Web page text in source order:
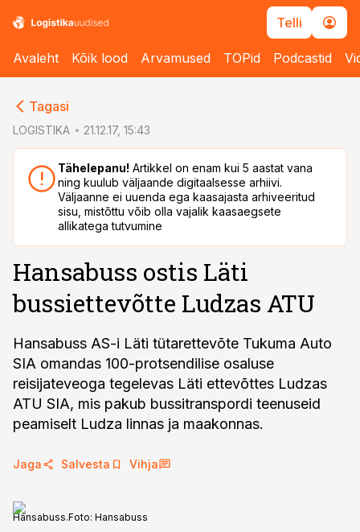
Telli
Avaleht Kõik lood Arvamused TOPid Podcastid
Tagasi
LOGISTIKA 21.12.17, 15:43
Tähelepanu! Artikkel on enam kui 5 aastat vana
ning kuulub väljaande digitaalsesse arhiivi.
Väljaanne ei uuenda ega kaasajasta arhiveeritud
sisu, mistõttu võib olla vajalik kaasaegsete
allikatega tutvumine
Hansabuss ostis Läti
bussiettevõtte Ludzas ATU
Hansabuss AS-i Läti tütarettevõte Tukuma Auto
SIA omandas 100-protsendilise osaluse
reisijateveoga tegelevas Läti ettevõttes Ludzas
ATU SIA, mis pakub bussitranspordi teenuseid
peamiselt Ludza linnas ja maakonnas.
Jaga Salvesta Vihja
Hansabuss.Foto: Hansabuss